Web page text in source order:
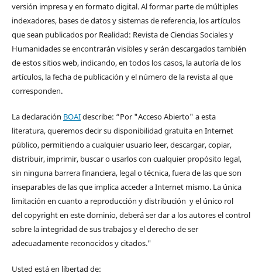
versión impresa y en formato digital. Al formar parte de múltiples
indexadores, bases de datos y sistemas de referencia, los artículos
que sean publicados por Realidad: Revista de Ciencias Sociales y
Humanidades se encontrarán visibles y serán descargados también
de estos sitios web, indicando, en todos los casos, la autoría de los
artículos, la fecha de publicación y el número de la revista al que
corresponden.
La declaración BOAIdescribe: “Por "Acceso Abierto" a esta
literatura, queremos decir su disponibilidad gratuita en Internet
público, permitiendo a cualquier usuario leer, descargar, copiar,
distribuir, imprimir, buscar o usarlos con cualquier propósito legal,
sin ninguna barrera financiera, legal o técnica, fuera de las que son
inseparables de las que implica acceder a Internet mismo. La única
limitación en cuanto a reproducción y distribución y el único rol
del copyright en este dominio, deberá ser dar a los autores el control
sobre la integridad de sus trabajos y el derecho de ser
adecuadamente reconocidos y citados."
Usted está en libertad de: